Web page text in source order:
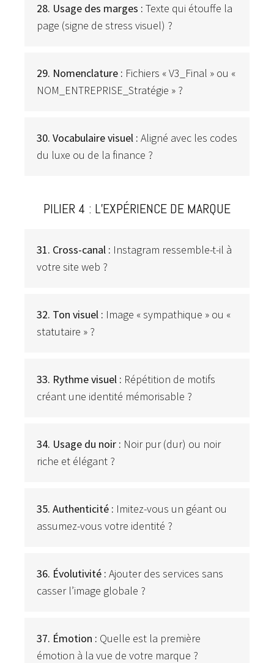
28. Usage des marges : Texte qui étouffe la
page (signe de stress visuel) ?
29. Nomenclature : Fichiers « V3_Final » ou «
NOM_ENTREPRISE_Stratégie » ?
30. Vocabulaire visuel : Aligné avec les codes
du luxe ou de la finance ?
PILIER 4 : L’EXPÉRIENCE DE MARQUE
31. Cross-canal : Instagram ressemble-t-il à
votre site web ?
32. Ton visuel : Image « sympathique » ou «
statutaire » ?
33. Rythme visuel : Répétition de motifs
créant une identité mémorisable ?
34. Usage du noir : Noir pur (dur) ou noir
riche et élégant ?
35. Authenticité : Imitez-vous un géant ou
assumez-vous votre identité ?
36. Évolutivité : Ajouter des services sans
casser l’image globale ?
37. Émotion : Quelle est la première
émotion à la vue de votre marque ?